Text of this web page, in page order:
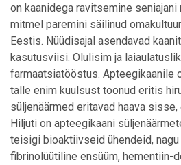
on kaanidega ravitsemine
mitmel paremini säilinud
Eestis. Nüüdisajal asendavad
kasutusviisi. Olulisim ja
farmaatsiatööstus. Apteegikaanile
talle enim kuulsust toonud eritis
süljenäärmed eritavad haava
Hiljuti on apteegikaani
teisigi bioaktiivseid ühendeid, nagu
fibrinolüütiline ensüüm, hementiin-